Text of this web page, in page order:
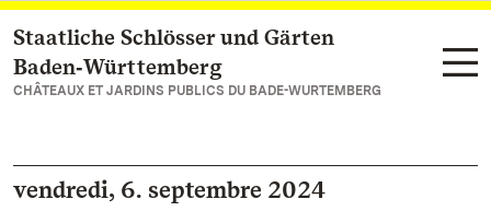
Vers la page d’accueil
Staatliche Schlösser und Gärten
Baden‑Württemberg
CHÂTEAUX ET JARDINS PUBLICS DU BADE-WURTEMBERG
vendredi, 6. septembre 2024